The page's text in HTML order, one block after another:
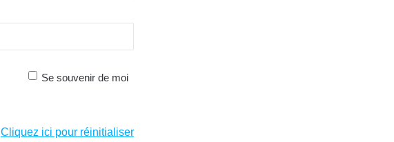
Se souvenir de moi
Cliquez ici pour réinitialiser